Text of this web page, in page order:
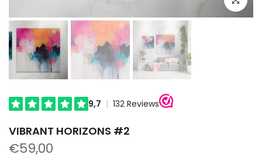
VIBRANT HORIZONS #2
€59,00